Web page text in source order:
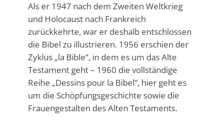
Als er 1947 nach dem Zweiten Weltkrieg
und Holocaust nach Frankreich
zurückkehrte, war er deshalb entschlossen
die Bibel zu illustrieren. 1956 erschien der
Zyklus „la Bible“, in dem es um das Alte
Testament geht – 1960 die vollständige
Reihe „Dessins pour la Bibel“, hier geht es
um die Schöpfungsgeschichte sowie die
Frauengestalten des Alten Testaments.